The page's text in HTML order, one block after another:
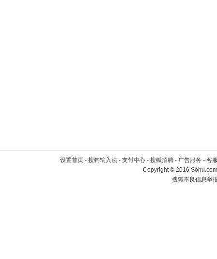
设置首页 - 搜狗输入法 - 支付中心 - 搜狐招聘 - 广告服务 - 客
Copyright©2016
搜狐不良信息举